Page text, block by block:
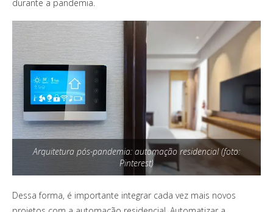
durante a pandemia.
Arquitetura pós-pandemia: automação residencial (foto:
Pinterest)
Dessa forma, é importante integrar cada vez mais novos